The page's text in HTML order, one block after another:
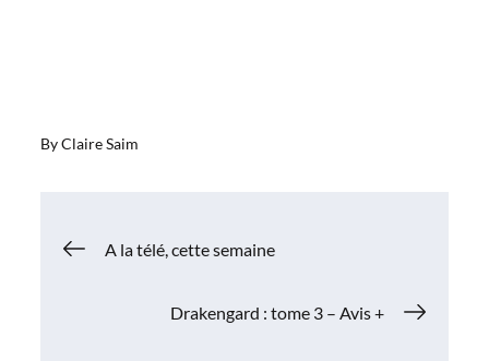
ByClaire Saim
Navigation
A la télé, cette semaine
Drakengard : tome 3 – Avis +